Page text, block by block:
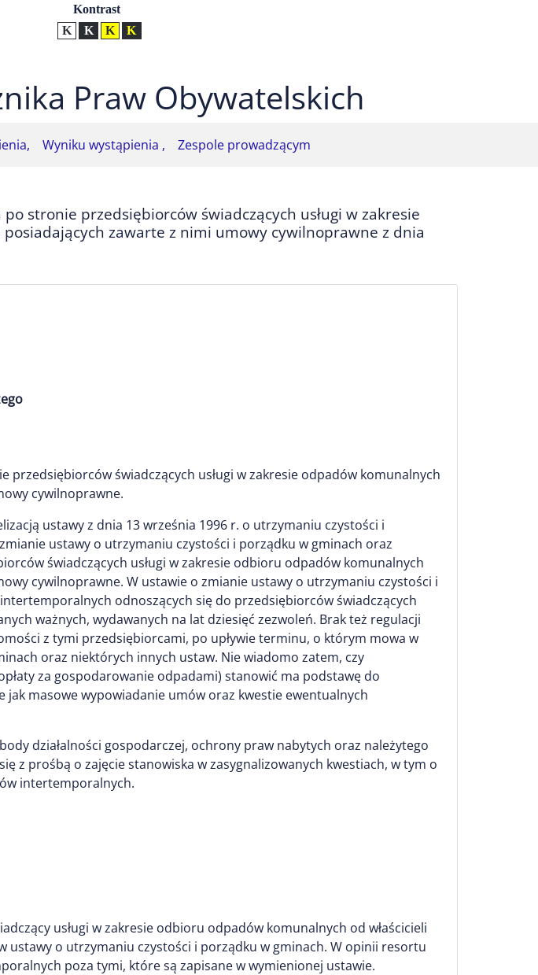
UstawieniaKontrast
Kontrast normalny
Kontrast biały tekst na czarnym
Kontrast czarny tekst na żółtym
Praw Obywatelskich
Wyniku wystąpienia , Zespole prowadzącym
stronie przedsiębiorców świadczących usługi w zakresie
zawarte z nimi umowy cywilnoprawne z dnia
świadczących usługi w zakresie odpadów komunalnych
cywilnoprawne.
ustawy z dnia 13 września 1996 r. o utrzymaniu czystości i
ustawy o utrzymaniu czystości i porządku w gminach oraz
świadczących usługi w zakresie odbioru odpadów komunalnych
cywilnoprawne. W ustawie o zmianie ustawy o utrzymaniu czystości i
odnoszących się do przedsiębiorców świadczących
ważnych, wydawanych na lat dziesięć zezwoleń. Brak też regulacji
z tymi przedsiębiorcami, po upływie terminu, o którym mowa w
oraz niektórych innych ustaw. Nie wiadomo zatem, czy
za gospodarowanie odpadami) stanowić ma podstawę do
masowe wypowiadanie umów oraz kwestie ewentualnych
działalności gospodarczej, ochrony praw nabytych oraz należytego
z prośbą o zajęcie stanowiska w zasygnalizowanych kwestiach, w tym o
intertemporalnych.
usługi w zakresie odbioru odpadów komunalnych od właścicieli
o utrzymaniu czystości i porządku w gminach. W opinii resortu
poza tymi, które są zapisane w wymienionej ustawie.